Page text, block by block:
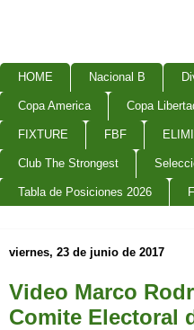
HOME Nacional B
Copa America Copa
FIXTURE FBF
Club The Strongest
Tabla de Posiciones 2026
viernes, 23 de junio de 2017
Video Marco
Comite Electoral